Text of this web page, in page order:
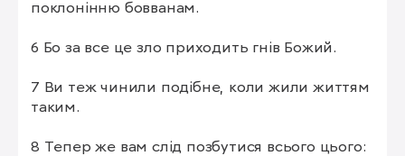
поклонінню бовванам.
6 Бо за все це зло приходить гнів Божий.
7 Ви теж чинили подібне, коли жили життям
таким.
8 Тепер же вам слід позбутися всього цього: